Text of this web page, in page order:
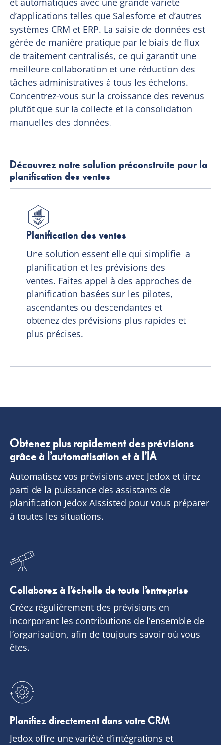
d’applications telles que Salesforce et d’autres
systèmes CRM et ERP. La saisie de données est
gérée de manière pratique par le biais de flux
de traitement centralisés, ce qui garantit une
meilleure collaboration et une réduction des
tâches administratives à tous les échelons.
Concentrez-vous sur la croissance des revenus
plutôt que sur la collecte et la consolidation
manuelles des données.
Découvrez notre solution préconstruite pour la
planification des ventes
Planification des ventes
Une solution essentielle qui simplifie la
planification et les prévisions des
ventes. Faites appel à des approches de
planification basées sur les pilotes,
ascendantes ou descendantes et
obtenez des prévisions plus rapides et
plus précises.
Obtenez plus rapidement des prévisions
grâce à l’automatisation et à l’IA
Automatisez vos prévisions avec Jedox et tirez
parti de la puissance des assistants de
planification Jedox AIssisted pour vous préparer
à toutes les situations.
Collaborez à l’échelle de toute l’entreprise
Créez régulièrement des prévisions en
incorporant les contributions de l’ensemble de
l’organisation, afin de toujours savoir où vous
êtes.
Planifiez directement dans votre CRM
Jedox offre une variété d’intégrations et